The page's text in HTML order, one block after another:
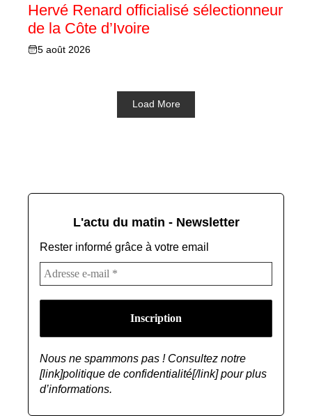
Hervé Renard officialisé sélectionneur
de la Côte d’Ivoire
5 août 2026
Load More
L'actu du matin - Newsletter
Rester informé grâce à votre email
Nous ne spammons pas ! Consultez notre
[link]politique de confidentialité[/link] pour plus
d’informations.